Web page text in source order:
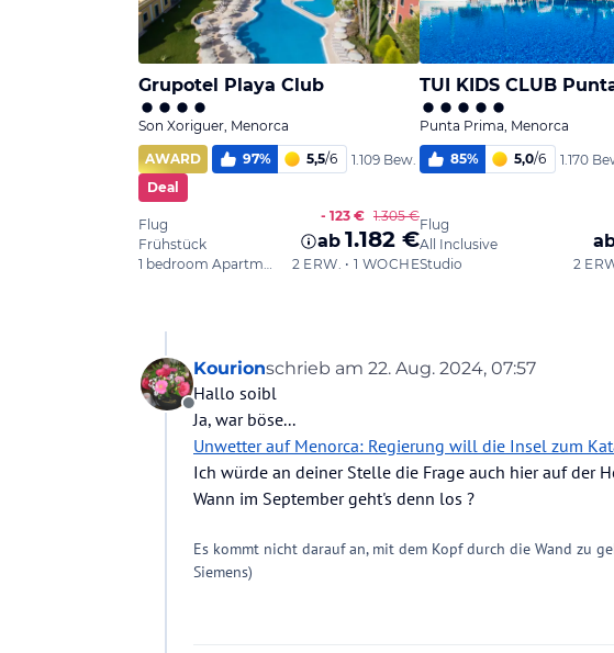
Offline
Kourionschrieb am 22. Aug. 2024, 07:57
zuletzt editiert von Kourion
Hallo soibl
Ja, war böse...
Unwetter auf Menorca: Regierung will die Insel zum
Ich würde an deiner Stelle die Frage auch hier auf der
Wann im September geht's denn los ?
Es kommt nicht darauf an, mit dem Kopf durch die Wand zu
Siemens)